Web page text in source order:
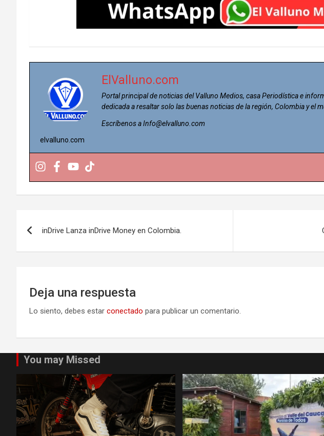
ElValluno.com
Portal principal de noticias del Valluno Medios, casa Periodística e
dedicada a resaltar solo las buenas noticias de la región, Colombia y el
Escríbenos a Info@elvalluno.com
elvalluno.com
inDrive Lanza inDrive Money en Colombia.
Deja una respuesta
Lo siento, debes estar conectado para publicar un comentario.
You may Missed